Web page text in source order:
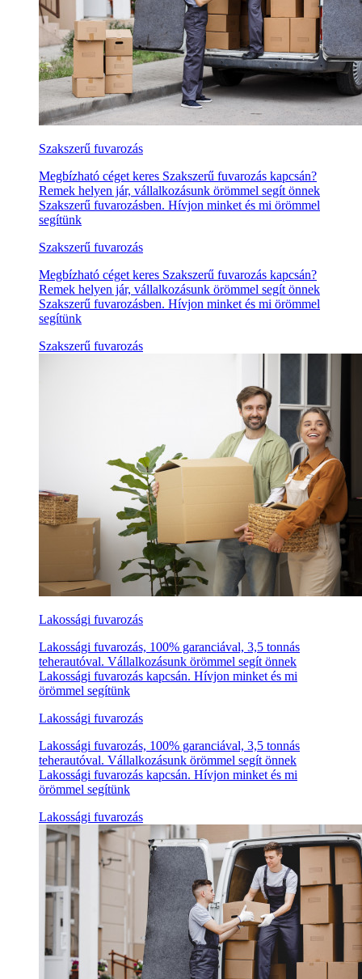
Szakszerű fuvarozás
Megbízható céget keres Szakszerű fuvarozás kapcsán?
Remek helyen jár, vállalkozásunk örömmel segít önnek
Szakszerű fuvarozásben. Hívjon minket és mi örömmel
segítünk
Szakszerű fuvarozás
Megbízható céget keres Szakszerű fuvarozás kapcsán?
Remek helyen jár, vállalkozásunk örömmel segít önnek
Szakszerű fuvarozásben. Hívjon minket és mi örömmel
segítünk
Szakszerű fuvarozás
Lakossági fuvarozás
Lakossági fuvarozás, 100% garanciával, 3,5 tonnás
teherautóval. Vállalkozásunk örömmel segít önnek
Lakossági fuvarozás kapcsán. Hívjon minket és mi
örömmel segítünk
Lakossági fuvarozás
Lakossági fuvarozás, 100% garanciával, 3,5 tonnás
teherautóval. Vállalkozásunk örömmel segít önnek
Lakossági fuvarozás kapcsán. Hívjon minket és mi
örömmel segítünk
Lakossági fuvarozás